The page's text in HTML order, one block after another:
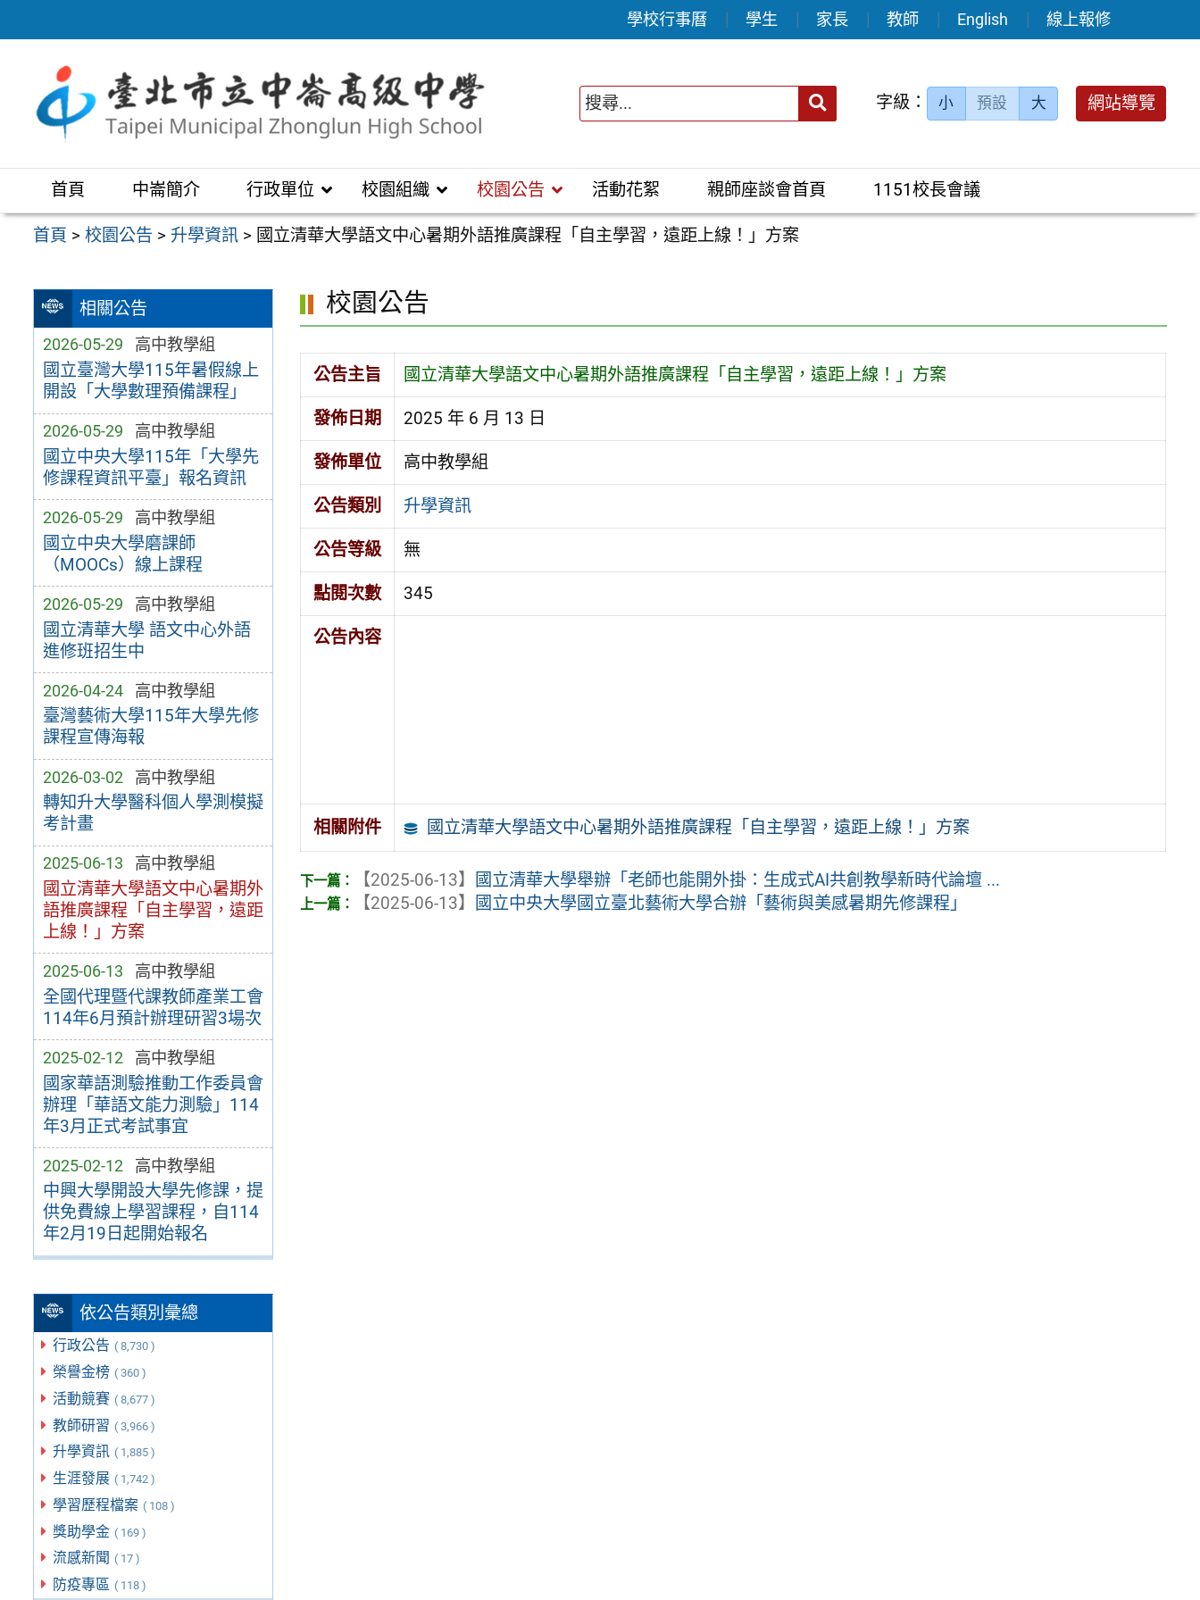
至
區
學校行事曆 學生 家長 教師 English 線上報修
送出 字級： 小 預設 大 網站導覽
首頁 中崙簡介 行政單位 校園組織 校園公告 活動花絮 親師座談會首頁 1151校長會議
首頁 >校園公告 > 升學資訊 > 國立清華大學語文中心暑期外語推廣課程「自主學習，遠距上線！」方案
相關公告
2026-05-29 高中教學組
國立臺灣大學115年暑假線上
開設「大學數理預備課程」
2026-05-29 高中教學組
國立中央大學115年「大學先
修課程資訊平臺」報名資訊
2026-05-29 高中教學組
國立中央大學磨課師
（MOOCs）線上課程
2026-05-29 高中教學組
國立清華大學 語文中心外語
進修班招生中
2026-04-24 高中教學組
臺灣藝術大學115年大學先修
課程宣傳海報
2026-03-02 高中教學組
轉知升大學醫科個人學測模擬
考計畫
2025-06-13 高中教學組
國立清華大學語文中心暑期外
語推廣課程「自主學習，遠距
上線！」方案
2025-06-13 高中教學組
全國代理暨代課教師產業工會
114年6月預計辦理研習3場次
2025-02-12 高中教學組
國家華語測驗推動工作委員會
辦理「華語文能力測驗」114
年3月正式考試事宜
2025-02-12 高中教學組
中興大學開設大學先修課，提
供免費線上學習課程，自114
年2月19日起開始報名
依公告類別彙總
行政公告 ( 8,730 )
榮譽金榜 ( 360 )
活動競賽 ( 8,677 )
教師研習 ( 3,966 )
升學資訊 ( 1,885 )
生涯發展 ( 1,742 )
學習歷程檔案 ( 108 )
獎助學金 ( 169 )
流感新聞 ( 17 )
防疫專區 ( 118 )
校園公告
公告主旨 國立清華大學語文中心暑期外語推廣課程「自主學習，遠距上線！」方案
發佈日期 2025 年 6 月 13 日
發佈單位 高中教學組
公告類別 升學資訊
公告等級 無
點閱次數 345
公告內容
相關附件 國立清華大學語文中心暑期外語推廣課程「自主學習，遠距上線！」方案
【2025-06-13】
國立清華大學舉辦「老師也能開外掛：生成式AI共創教學新時代論壇 ...
【2025-06-13】
國立中央大學國立臺北藝術大學合辦「藝術與美感暑期先修課程」